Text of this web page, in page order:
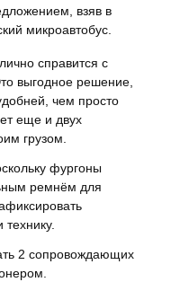
взяв в
микроавтобус.
справится с
выгодное решение,
чем просто
еще и двух
грузом.
фургоны
ремнём для
2 сопровождающих